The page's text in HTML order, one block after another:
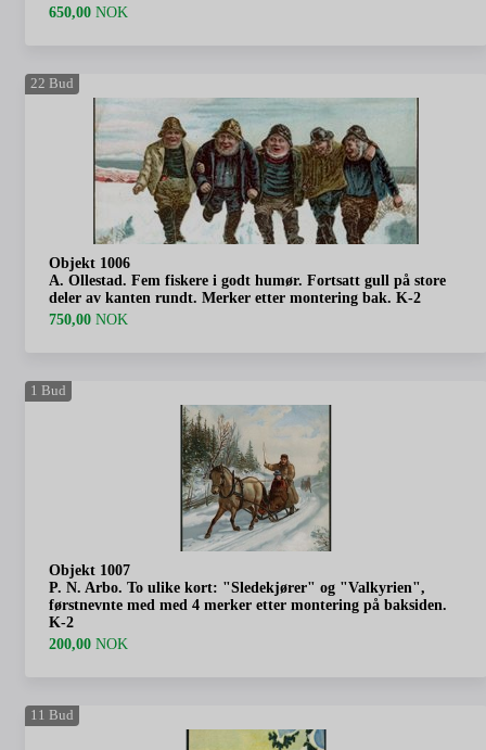
650,00 NOK
22 Bud
Objekt 1006
A. Ollestad. Fem fiskere i godt humør. Fortsatt gull på store
deler av kanten rundt. Merker etter montering bak. K-2
750,00 NOK
1 Bud
Objekt 1007
P. N. Arbo. To ulike kort: "Sledekjører" og "Valkyrien",
førstnevnte med med 4 merker etter montering på baksiden.
K-2
200,00 NOK
11 Bud